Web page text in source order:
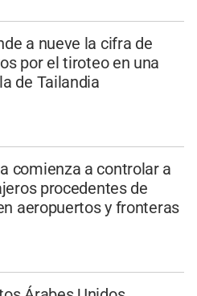
a nueve la cifra de
por el tiroteo en una
de Tailandia
comienza a controlar a
procedentes de
aeropuertos y fronteras